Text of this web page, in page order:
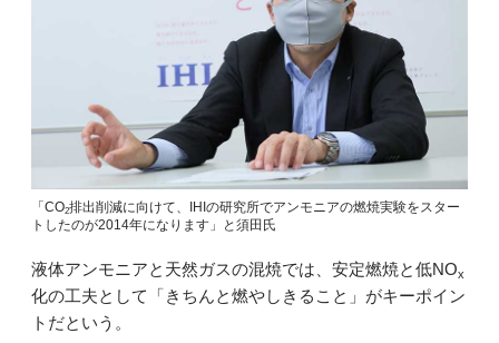
「CO2排出削減に向けて、IHIの研究所でアンモニアの燃焼実験をスター
トしたのが2014年になります」と須田氏
液体アンモニアと天然ガスの混焼では、安定燃焼と低NOx
化の工夫として「きちんと燃やしきること」がキーポイン
トだという。